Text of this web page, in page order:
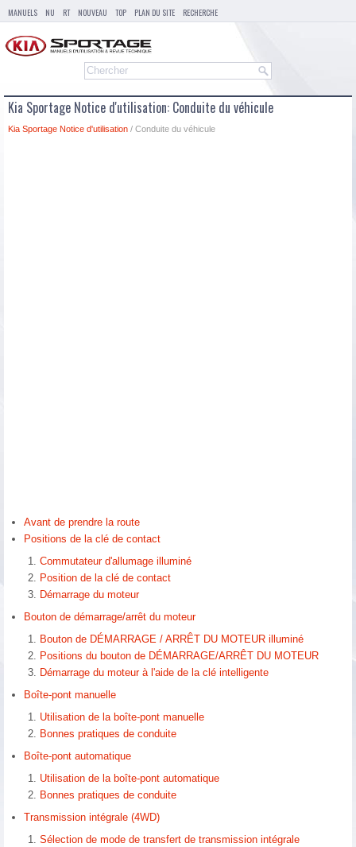
MANUELS NU RT NOUVEAU TOP PLAN DU SITE RECHERCHE
Kia Sportage Notice d'utilisation: Conduite du véhicule
Kia Sportage Notice d'utilisation / Conduite du véhicule
Avant de prendre la route
Positions de la clé de contact
Commutateur d'allumage illuminé
Position de la clé de contact
Démarrage du moteur
Bouton de démarrage/arrêt du moteur
Bouton de DÉMARRAGE / ARRÊT DU MOTEUR illuminé
Positions du bouton de DÉMARRAGE/ARRÊT DU MOTEUR
Démarrage du moteur à l'aide de la clé intelligente
Boîte-pont manuelle
Utilisation de la boîte-pont manuelle
Bonnes pratiques de conduite
Boîte-pont automatique
Utilisation de la boîte-pont automatique
Bonnes pratiques de conduite
Transmission intégrale (4WD)
Sélection de mode de transfert de transmission intégrale